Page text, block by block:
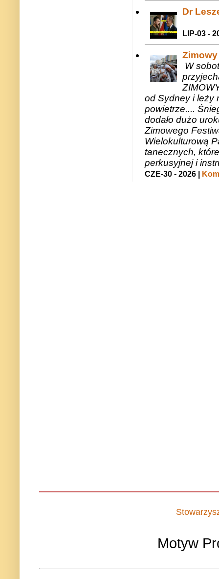
Dr
LIP-03 -
W
od Sydney i leży
powietrze....
dodało dużo
Zimowego
Wielokulturową
tanecznych,
perkusyjnej i
CZE-30 - 2026 |
Motyw